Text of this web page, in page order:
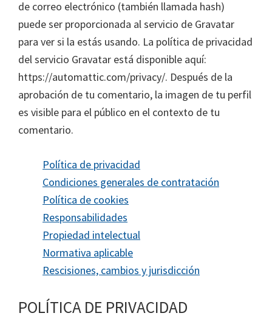
de correo electrónico (también llamada hash)
puede ser proporcionada al servicio de Gravatar
para ver si la estás usando. La política de privacidad
del servicio Gravatar está disponible aquí:
https://automattic.com/privacy/. Después de la
aprobación de tu comentario, la imagen de tu perfil
es visible para el público en el contexto de tu
comentario.
Política de privacidad
Condiciones generales de contratación
Política de cookies
Responsabilidades
Propiedad intelectual
Normativa aplicable
Rescisiones, cambios y jurisdicción
POLÍTICA DE PRIVACIDAD